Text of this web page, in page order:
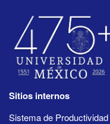
Sitios internos
Sistema de